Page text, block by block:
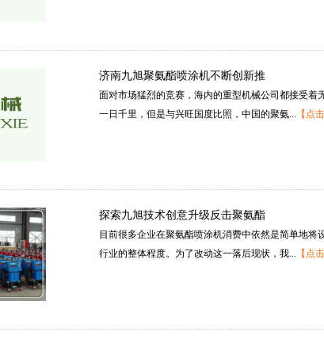
济南九旭聚氨酯喷涂机不断创新推
面对市场猛烈的竞赛，海内的重型机械公司都接受
一日千里，但是与兴旺国度比照，中国的聚氨... 【点
探索九旭技术创意升级反击聚氨酯
目前很多企业在聚氨酯喷涂机消费中依然是简单地
行业的整体程度。为了改动这一落后现状，我... 【点